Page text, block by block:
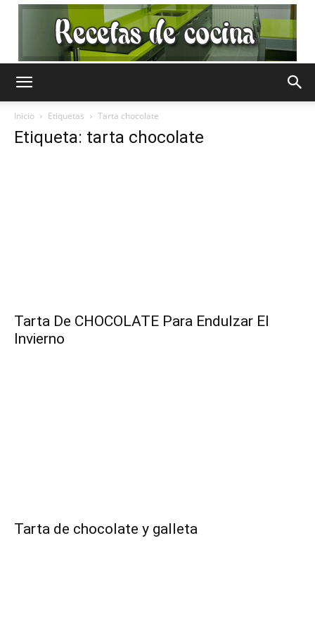
Online
Inicio Etiquetas Tarta chocolate
Etiqueta: tarta chocolate
Tarta De CHOCOLATE Para Endulzar El
Invierno
Tarta de chocolate y galleta